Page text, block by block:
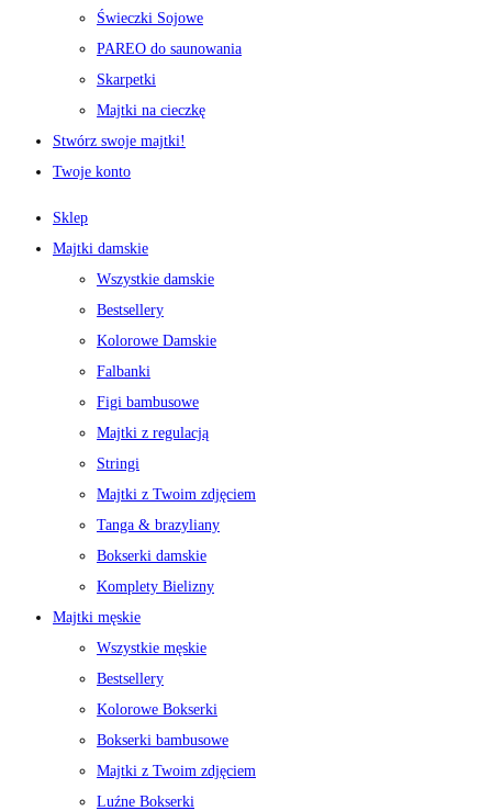
Świeczki Sojowe
PAREO do saunowania
Skarpetki
Majtki na cieczkę
Stwórz swoje majtki!
Twoje konto
Sklep
Majtki damskie
Wszystkie damskie
Bestsellery
Kolorowe Damskie
Falbanki
Figi bambusowe
Majtki z regulacją
Stringi
Majtki z Twoim zdjęciem
Tanga & brazyliany
Bokserki damskie
Komplety Bielizny
Majtki męskie
Wszystkie męskie
Bestsellery
Kolorowe Bokserki
Bokserki bambusowe
Majtki z Twoim zdjęciem
Luźne Bokserki